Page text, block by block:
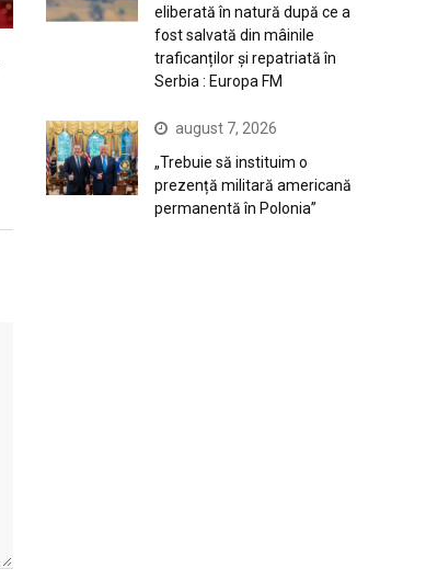
eliberată în natură după ce a
fost salvată din mâinile
traficanților și repatriată în
Serbia : Europa FM
august 7, 2026
„Trebuie să instituim o
prezență militară americană
permanentă în Polonia”